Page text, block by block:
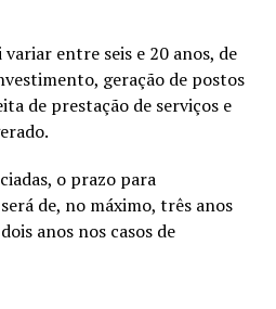
entre seis e 20 anos, de
geração de postos
de prestação de serviços e
o prazo para
de, no máximo, três anos
anos nos casos de